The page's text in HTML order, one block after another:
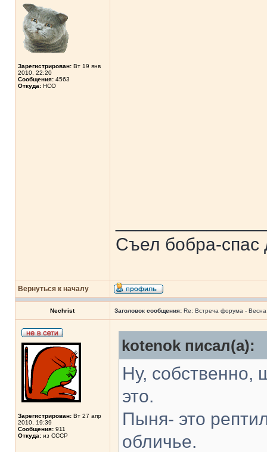
Зарегистрирован: Вт 19 янв
2010, 22:20
Сообщения: 4563
Откуда: НСО
Съел бобра-спас
Вернуться к началу
Nechrist Заголовок сообщения: Re: Встреча форума -
Зарегистрирован: Вт 27 апр
2010, 19:39
Сообщения: 911
Откуда: из СССР
kotenok писал(а):
Ну, собственно,
это.
Пыня- это
обличье.